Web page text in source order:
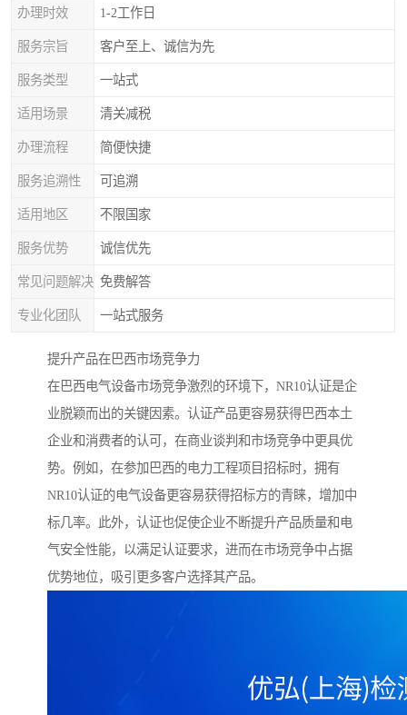
办理时效 1-2工作日
服务宗旨 客户至上、诚信为先
服务类型 一站式
适用场景 清关减税
办理流程 简便快捷
服务追溯性 可追溯
适用地区 不限国家
服务优势 诚信优先
常见问题解决 免费解答
专业化团队 一站式服务
提升产品在巴西市场竞争力
在巴西电气设备市场竞争激烈的环境下，NR10认证是企
业脱颖而出的关键因素。认证产品更容易获得巴西本土
企业和消费者的认可，在商业谈判和市场竞争中更具优
势。例如，在参加巴西的电力工程项目招标时，拥有
NR10认证的电气设备更容易获得招标方的青睐，增加中
标几率。此外，认证也促使企业不断提升产品质量和电
气安全性能，以满足认证要求，进而在市场竞争中占据
优势地位，吸引更多客户选择其产品。